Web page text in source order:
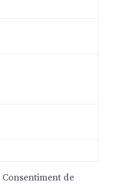
Consentiment de